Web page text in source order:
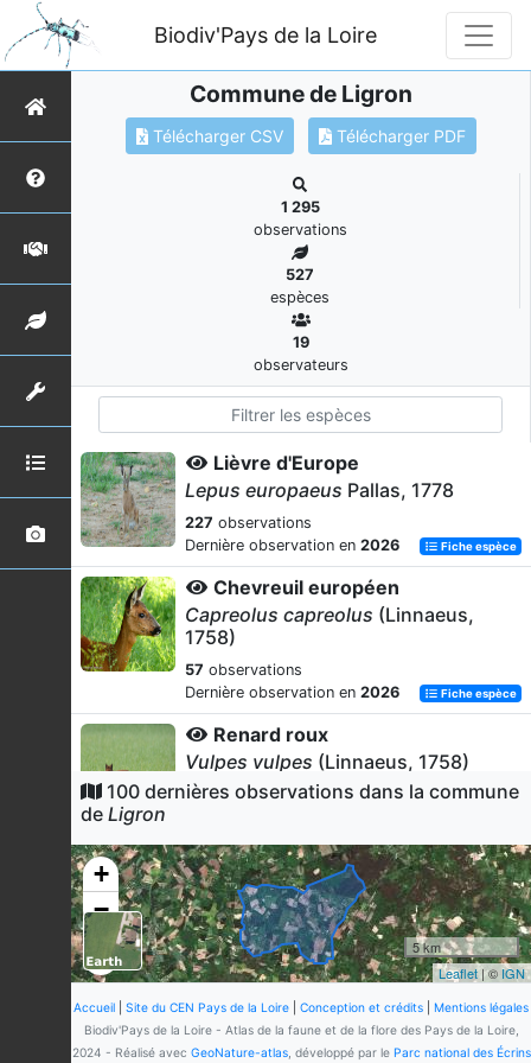
Biodiv'Pays de la Loire
Commune de Ligron
Télécharger CSV Télécharger PDF
1 295
observations
527
espèces
19
observateurs
Lièvre d'Europe
Lepus europaeus Pallas, 1778
227 observations
Dernière observation en 2026 Fiche espèce
Chevreuil européen
Capreolus capreolus (Linnaeus,
1758)
57 observations
Dernière observation en 2026 Fiche espèce
Renard roux
Vulpes vulpes (Linnaeus, 1758)
24observations
Bécasse des bois
Scolopax rusticola
Linnaeus,
1758
14observations
Dernière observation en 2026 Fiche espèce
Pigeon ramier
Columba palumbusLinnaeus, 1758
100 dernières observations dans la commune
de Ligron
+
−
5 km
Leaflet| © IGN
Accueil Site du CEN Pays de la Loire Conception et crédits
Mentions légales
Biodiv'Pays de la Loire - Atlas de la faune et de la flore des Pays de la Loire,
2024 - Réalisé avec GeoNature-atlas, développé par le Parc national des Écrins